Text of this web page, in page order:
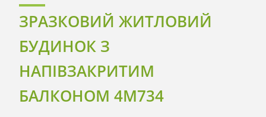
ЗРАЗКОВИЙ ЖИТЛОВИЙ
БУДИНОК З
НАПІВЗАКРИТИМ
БАЛКОНОМ 4M734